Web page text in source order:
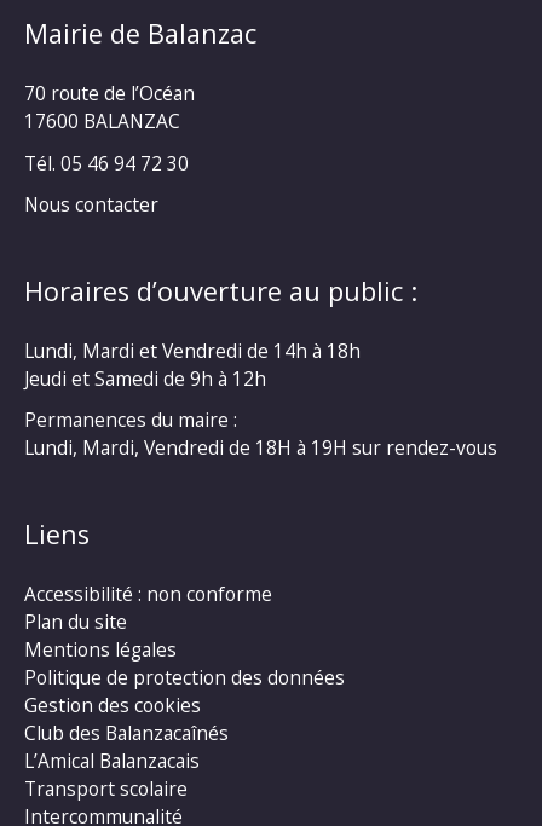
Mairie de Balanzac
70 route de l’Océan
17600 BALANZAC
Tél. 05 46 94 72 30
Nous contacter
Horaires d’ouverture au public :
Lundi, Mardi et Vendredi de 14h à 18h
Jeudi et Samedi de 9h à 12h
Permanences du maire :
Lundi, Mardi, Vendredi de 18H à 19H sur rendez-vous
Liens
Accessibilité : non conforme
Plan du site
Mentions légales
Politique de protection des données
Gestion des cookies
Club des Balanzacaînés
L’Amical Balanzacais
Transport scolaire
Intercommunalité